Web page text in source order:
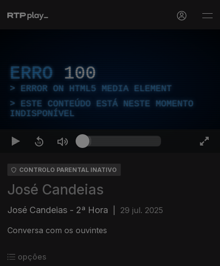
ERRO 100
ERROR ON HTML5 MEDIA ELEMENT
ESTE CONTEÚDO ESTÁ NESTE MOMENTO
INDISPONÍVEL
CONTROLO PARENTAL INATIVO
José Candeias
José Candeias - 2ª Hora 29 jul. 2025
Conversa com os ouvintes
opções